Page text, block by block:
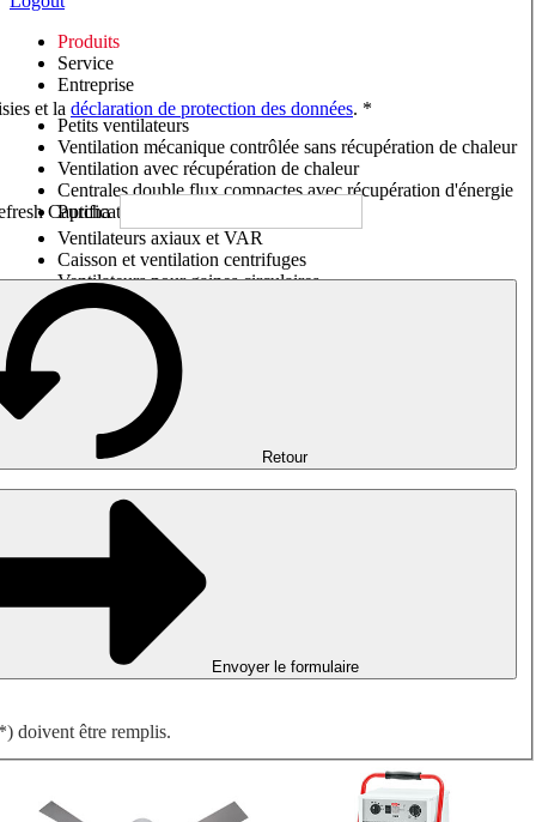
Produits
Service
Entreprise
Petits ventilateurs
Ventilation mécanique contrôlée sans récupération de chaleur
Ventilation avec récupération de chaleur
Centrales double flux compactes avec récupération d'énergie
Purificateurs d'air/Moniteurs CO
Ventilateurs axiaux et VAR
Caisson et ventilation centrifuges
Ventilateurs pour gaines circulaires
Ventilateurs pour gaines rectangulaires
Tourelles de toiture
Désenfumage, détection incendie et ventilation de parking
Ventilateurs antidéflagrants
Mesurer. Contrôler. Réguler.
Traitement d'air
Accessoires aérauliques
et la déclaration de protection des données. *
Retour
Envoyer le formulaire
doivent être remplis.